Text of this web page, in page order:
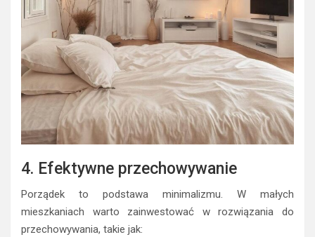
4. Efektywne przechowywanie
Porządek to podstawa minimalizmu. W małych
mieszkaniach warto zainwestować w rozwiązania do
przechowywania, takie jak: